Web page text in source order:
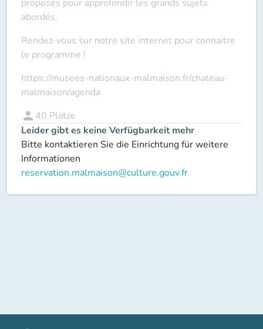
proposés pour approfondir les grands sujets
abordés.
Rendez-vous sur notre site internet pour connaitre
le programme !
https://musees-nationaux-malmaison.fr/chateau-
malmaison/agenda
person 40 Plätze
Leider gibt es keine Verfügbarkeit mehr
Bitte kontaktieren Sie die Einrichtung für weitere
Informationen
reservation.malmaison@culture.gouv.fr